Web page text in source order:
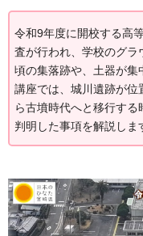
令和9年度に開校する高
査が行われ、学校のグラ
頃の集落跡や、土器が集
講座では、城川遺跡が
ら古墳時代へと移行す
判明した事項を解説しま